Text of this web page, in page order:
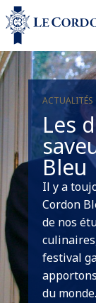
ACTUALITÉS
Les
Bleu
Il y a
Cordon
de nos
festival
du monde.